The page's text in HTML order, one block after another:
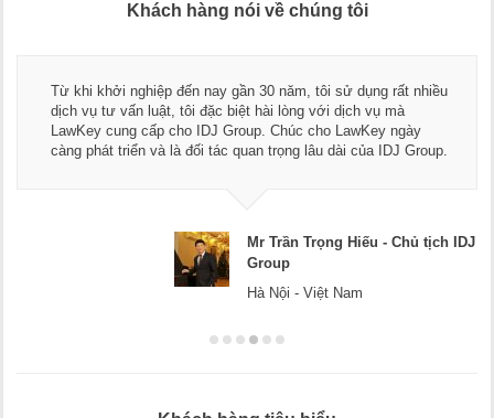
Khách hàng nói về chúng tôi
tôi sử dụng rất nhiều
với dịch vụ mà
cho LawKey ngày
lâu dài của IDJ Group.
Trọng Hiếu - Chủ tịch IDJ
Thay mặt Công ty Dương Cafe, tôi
ngũ luật sư, kế toán của LawKey.
dụng dịch vụ tư vấn pháp luật và
Chúc các bạn phát triển hơn, phục